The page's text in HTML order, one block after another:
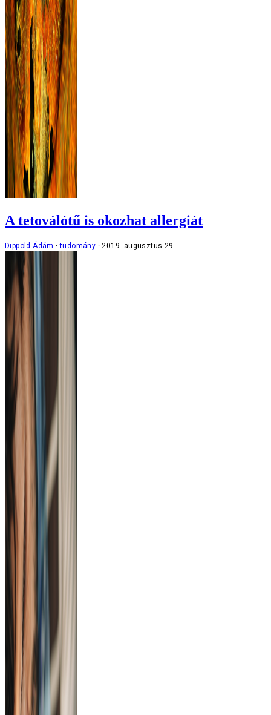
A tetoválótű is okozhat allergiát
Dippold Ádám tudomány 2019. augusztus 29.